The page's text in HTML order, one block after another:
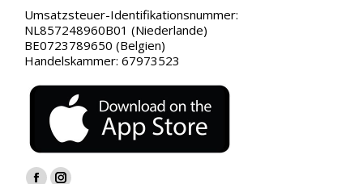
Umsatzsteuer-Identifikationsnummer:
NL857248960B01 (Niederlande)
BE0723789650 (Belgien)
Handelskammer: 67973523
Finden Sie uns auf: